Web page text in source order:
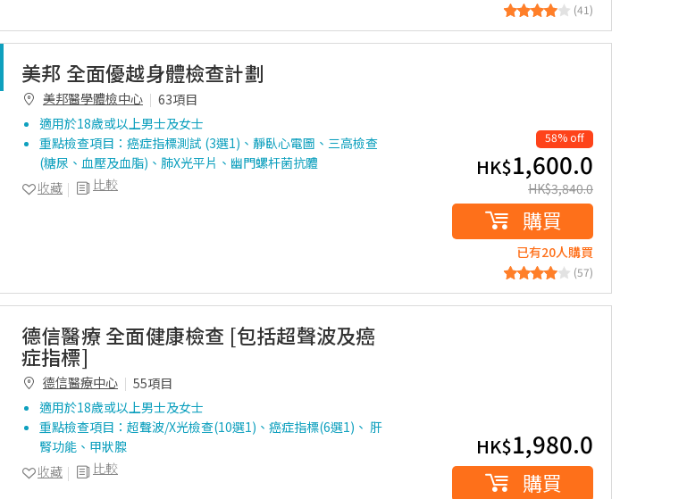
(41)
美邦 全面優越身體檢查計劃
美邦醫學體檢中心
63項目
適用於18歲或以上男士及女士
重點檢查項目：癌症指標測試 (3選1)、靜臥心電圖、三高檢查
(糖尿、血壓及血脂)、肺X光平片、幽門螺杆菌抗體
比較
收藏
58% off
HK$1,600.0
HK$3,840.0
購買
已有20人購買
(57)
德信醫療 全面健康檢查 [包括超聲波及癌
症指標]
德信醫療中心
55項目
適用於18歲或以上男士及女士
重點檢查項目：超聲波/X光檢查(10選1)、癌症指標(6選1)、 肝
腎功能、甲狀腺
比較
收藏
HK$1,980.0
購買